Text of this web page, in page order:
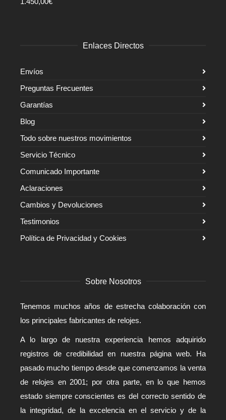
Enlaces Directos
Envíos
Preguntas Frecuentes
Garantías
Blog
Todo sobre nuestros movimientos
Servicio Técnico
Comunicado Importante
Aclaraciones
Cambios y Devoluciones
Testimonios
Política de Privacidad y Cookies
Sobre Nosotros
Tenemos muchos años de estrecha colaboración con
los principales fabricantes de relojes.
A lo largo de nuestra experiencia hemos adquirido
registros de credibilidad en nuestra página web. Ha
pasado mucho tiempo desde que comenzamos la venta
de relojes en 2001; por otra parte, en lo que hemos
estado siempre conscientes es del correcto sentido de
la integridad, de la excelencia en el servicio y de la